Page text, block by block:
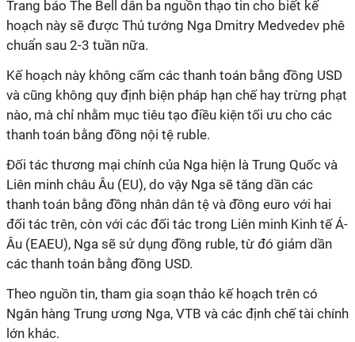
Trang báo The Bell dẫn ba nguồn thạo tin cho biết kế
hoạch này sẽ được Thủ tướng Nga Dmitry Medvedev phê
chuẩn sau 2-3 tuần nữa.
Kế hoạch này không cấm các thanh toán bằng đồng USD
và cũng không quy định biện pháp hạn chế hay trừng phạt
nào, mà chỉ nhằm mục tiêu tạo điều kiện tối ưu cho các
thanh toán bằng đồng nội tệ ruble.
Đối tác thương mại chính của Nga hiện là Trung Quốc và
Liên minh châu Âu (EU), do vậy Nga sẽ tăng dần các
thanh toán bằng đồng nhân dân tệ và đồng euro với hai
đối tác trên, còn với các đối tác trong Liên minh Kinh tế Á-
Âu (EAEU), Nga sẽ sử dụng đồng ruble, từ đó giảm dần
các thanh toán bằng đồng USD.
Theo nguồn tin, tham gia soạn thảo kế hoạch trên có
Ngân hàng Trung ương Nga, VTB và các định chế tài chính
lớn khác.